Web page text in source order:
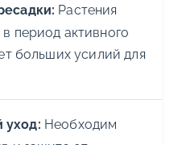
Растения
период активного
больших усилий для
уход: Необходим